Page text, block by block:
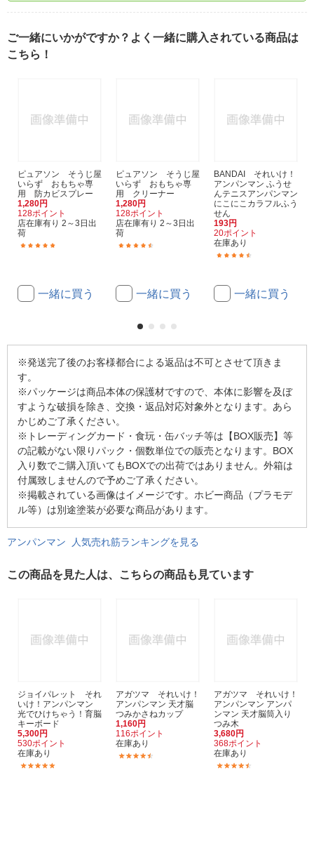
ご一緒にいかがですか？よく一緒に購入されている商品は
こちら！
ピュアソン そうじ屋
いらず おもちゃ専
用 防カビスプレー
1,280円
128ポイント
店在庫有り 2～3日出
荷
一緒に買う
ピュアソン そうじ屋
いらず おもちゃ専
用 クリーナー
1,280円
128ポイント
店在庫有り 2～3日出
荷
一緒に買う
BANDAI それいけ！
アンパンマン ふうせ
んテニスアンパンマン
にこにこカラフルふう
せん
193円
20ポイント
在庫あり
一緒に買う
※発送完了後のお客様都合による返品は不可とさせて頂きま
す。
※パッケージは商品本体の保護材ですので、本体に影響を及ぼ
すような破損を除き、交換・返品対応対象外となります。あら
かじめご了承ください。
※トレーディングカード・食玩・缶バッチ等は【BOX販売】等
の記載がない限りパック・個数単位での販売となります。BOX
入り数でご購入頂いてもBOXでの出荷ではありません。外箱は
付属致しませんので予めご了承ください。
※掲載されている画像はイメージです。ホビー商品（プラモデ
ル等）は別途塗装が必要な商品があります。
アンパンマン 人気売れ筋ランキングを見る
この商品を見た人は、こちらの商品も見ています
ジョイパレット それ
いけ！アンパンマン
光でひけちゃう！育脳
キーボード
5,300円
530ポイント
在庫あり
アガツマ それいけ！
アンパンマン 天才脳
つみかさねカップ
1,160円
116ポイント
在庫あり
アガツマ それいけ！
アンパンマン アンパ
ンマン 天才脳筒入り
つみ木
3,680円
368ポイント
在庫あり